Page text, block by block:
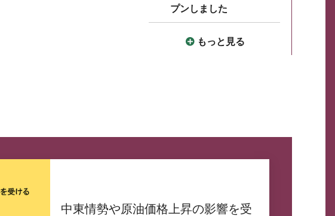
プンしました
もっと見る
中東情勢や原油価格上昇の影響を受